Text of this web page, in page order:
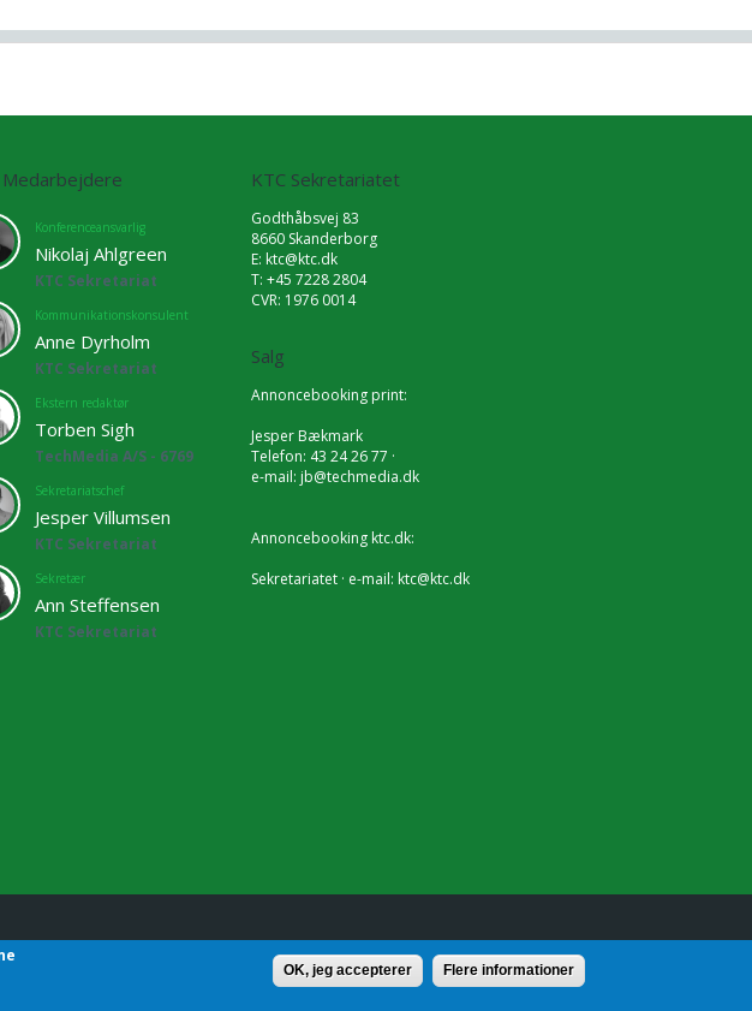
Medarbejdere
Konferenceansvarlig
Nikolaj Ahlgreen
KTC Sekretariat
Kommunikationskonsulent
Anne Dyrholm
KTC Sekretariat
Ekstern redaktør
Torben Sigh
TechMedia A/S - 6769
Sekretariatschef
Jesper Villumsen
KTC Sekretariat
Sekretær
Ann Steffensen
KTC Sekretariat
KTC Sekretariatet
Godthåbsvej 83
8660 Skanderborg
E: ktc@ktc.dk
T: +45 7228 2804
CVR: 1976 0014
Salg
Annoncebooking print:
Jesper Bækmark
Telefon: 43 24 26 77 ·
e-mail: jb@techmedia.dk
Annoncebooking ktc.dk:
Sekretariatet · e-mail: ktc@ktc.dk
| 8660 Skanderborg | Tlf.: 7228 2804 |Kontakt
OK, jeg accepterer Flere informationer